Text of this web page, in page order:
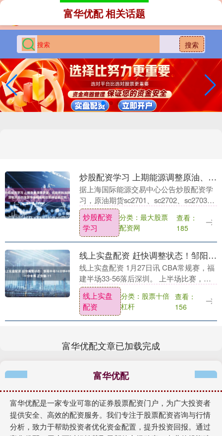
搜索
富华优配 相关话题
炒股配资学习 上期能源调整原油、低硫燃料油期货相关合约涨跌停板幅度和交易保证金比例
据上海国际能源交易中心公告炒股配资学
习，原油期货sc2701、sc2702、sc2703、
sc2706、sc2709、sc2712、sc2803、
sc2806、....
炒股配资
学习
分类：最大股票
配资网
查看：
185
线上实盘配资 赶快调整状态！邹阳半场16分钟4中0一分未得 正负值-11
线上实盘配资 1月27日讯 CBA常规赛，福
建半场33-56落后深圳。 上半场比赛，福
建球员邹阳进攻端没有状态，内外线颗粒
无收，4中0（三分3中0）一分未得，仅....
线上实盘
配资
分类：股票十倍
杠杆
查看：
156
富华优配文章已加载完成
富华优配
富华优配是一家专业可靠的证券股票配资门户，为广大投资者
提供安全、高效的配资服务。我们专注于股票配资咨询与行情
分析，致力于帮助投资者优化资金配置，提升投资回报。通过